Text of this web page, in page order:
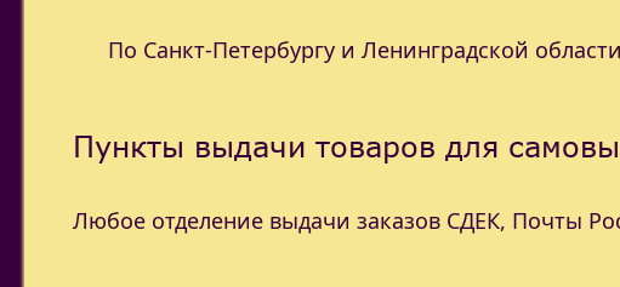
По Санкт-Петербургу и Ленинградской
Пункты выдачи товаров для
Любое отделение выдачи заказов СДЕК, Почты